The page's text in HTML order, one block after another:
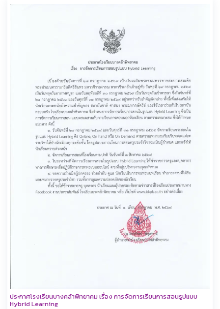
ประกาศโรงเรียนบางคล้าพิทยาคม เรื่อง การจัดการเรียนการสอนรูปแบบ
Hybrid Learning